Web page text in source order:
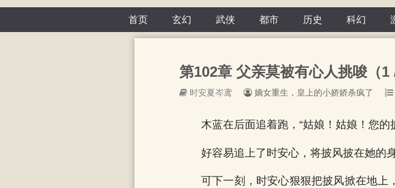
首页 玄幻 武侠 都市 历史 科幻
第102章 父亲莫被有心人挑唆（1 /
时安夏岑鸢 嫡女重生，皇上的小娇娇杀疯了
木蓝在后面追着跑，“姑娘！姑娘！您的
好容易追上了时安心，将披风披在她的身
可下一刻，时安心狠狠把披风掀在地上